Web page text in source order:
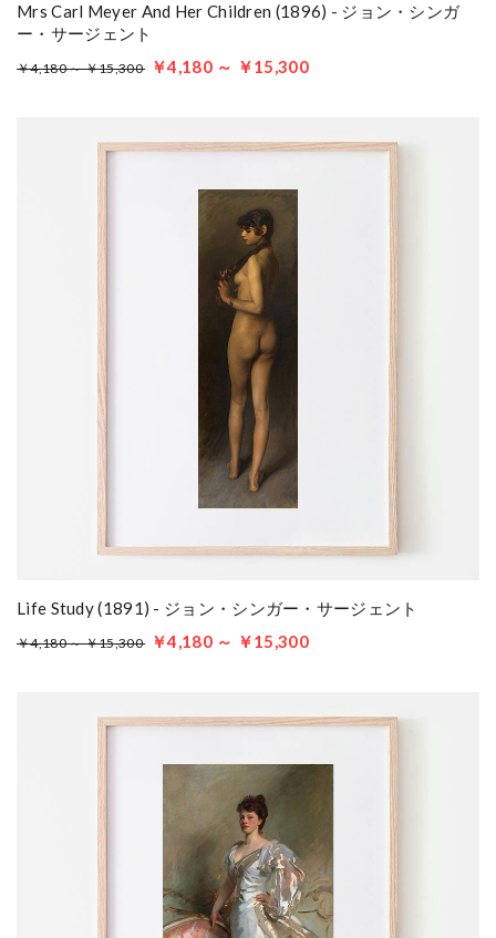
Mrs Carl Meyer And Her Children (1896) - ジョン・シンガ
ー・サージェント
￥4,180 ～ ￥15,300 ￥4,180 ～ ￥15,300
Life Study (1891) - ジョン・シンガー・サージェント
￥4,180 ～ ￥15,300 ￥4,180 ～ ￥15,300